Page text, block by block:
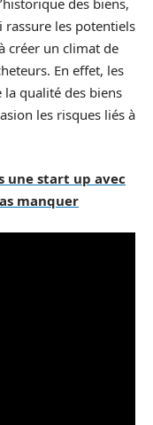
rassure les potentiels
créer un climat de
En effet, les
qualité des biens
les risques liés à
une start up avec
manquer